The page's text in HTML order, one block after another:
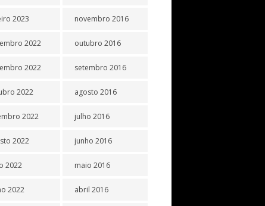
2023
2022
2022
2022
2022
2022
2022
2022
novembro 2016
outubro 2016
setembro 2016
agosto 2016
julho 2016
junho 2016
maio 2016
abril 2016